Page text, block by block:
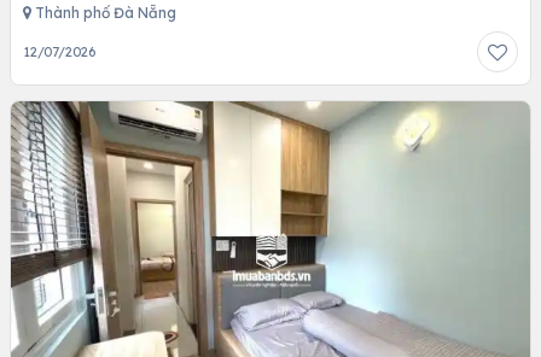
Thành phố Đà Nẵng
12/07/2026